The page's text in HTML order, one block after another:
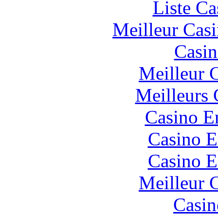
Liste
Meilleur
Meilleur
Meilleurs
Casino
Casino
Casino
Meilleur